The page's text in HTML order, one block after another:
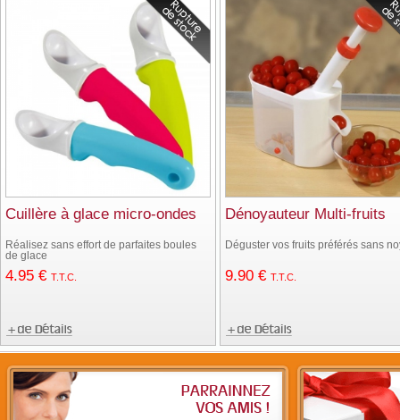
Cuillère à glace micro-ondes
Réalisez sans effort de parfaites boules
de glace
4.95 € T.T.C.
Dénoyauteur Multi-fruits
Déguster vos fruits préférés sans
9.90 € T.T.C.